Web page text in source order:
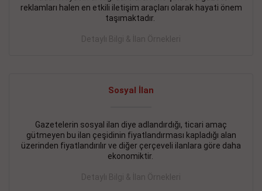
reklamları halen en etkili iletişim araçları olarak hayati önem
taşımaktadır.
Detaylı Bilgi & İlan Örnekleri
Sosyal İlan
Gazetelerin sosyal ilan diye adlandırdığı, ticari amaç
gütmeyen bu ilan çeşidinin fiyatlandırması kapladığı alan
üzerinden fiyatlandırılır ve diğer çerçeveli ilanlara göre daha
ekonomiktir.
Detaylı Bilgi & İlan Örnekleri
KARTALTEPEde kelepir 2+ 1 satılık daire
İŞYERİ KİRALIK İlanı - 11.09.2018
BEYLİKDÜZÜ Kavaklıda 4 katlı bina